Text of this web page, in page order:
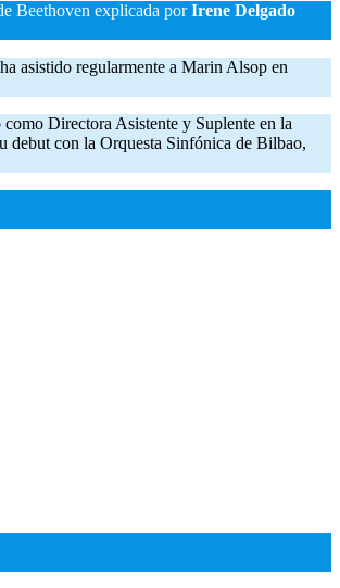
Beethoven explicada porIrene Delgado
asistido regularmente a Marin Alsop en
Directora Asistente y Suplente en la
debut con la Orquesta Sinfónica de Bilbao,